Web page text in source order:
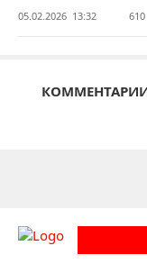
05.02.2026 13:32 610